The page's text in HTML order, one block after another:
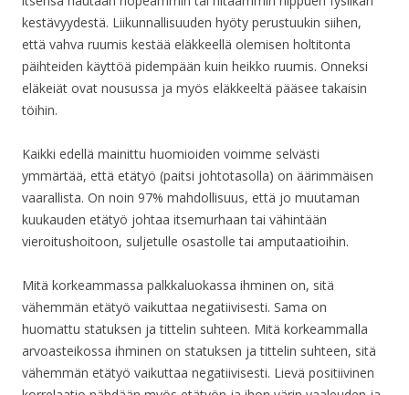
kestävyydestä. Liikunnallisuuden hyöty perustuukin siihen,
että vahva ruumis kestää eläkkeellä olemisen holtitonta
päihteiden käyttöä pidempään kuin heikko ruumis. Onneksi
eläkeiät ovat nousussa ja myös eläkkeeltä pääsee takaisin
töihin.
Kaikki edellä mainittu huomioiden voimme selvästi
ymmärtää, että etätyö (paitsi johtotasolla) on äärimmäisen
vaarallista. On noin 97% mahdollisuus, että jo muutaman
kuukauden etätyö johtaa itsemurhaan tai vähintään
vieroitushoitoon, suljetulle osastolle tai amputaatioihin.
Mitä korkeammassa palkkaluokassa ihminen on, sitä
vähemmän etätyö vaikuttaa negatiivisesti. Sama on
huomattu statuksen ja tittelin suhteen. Mitä korkeammalla
arvoasteikossa ihminen on statuksen ja tittelin suhteen, sitä
vähemmän etätyö vaikuttaa negatiivisesti. Lievä positiivinen